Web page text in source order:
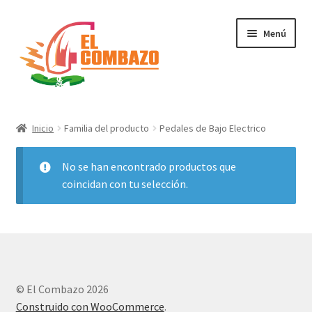
Menú
DJ, Audio e Iluminación PRO
Grabación de Audio & Video
Marcas
Inicio Familia del producto Pedales de Bajo Electrico
No se han encontrado productos que
coincidan con tu selección.
© El Combazo 2026
Construido con WooCommerce.